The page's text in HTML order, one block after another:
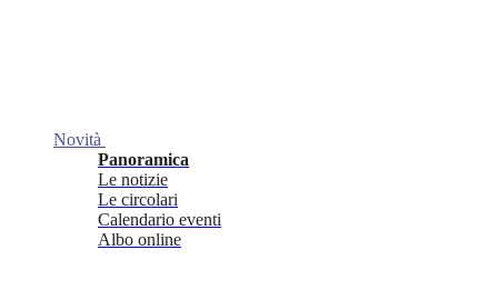
Novità
Panoramica
Le notizie
Le circolari
Calendario eventi
Albo online